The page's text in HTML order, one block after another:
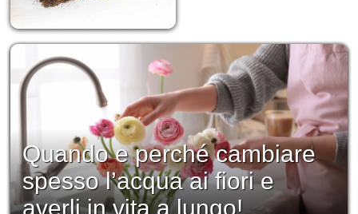
Quando e perché cambiare
spesso l’acqua ai fiori e
averli in vita a lungo!